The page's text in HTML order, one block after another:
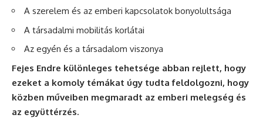
A szerelem és az emberi kapcsolatok bonyolultsága
A társadalmi mobilitás korlátai
Az egyén és a társadalom viszonya
Fejes Endre különleges tehetsége abban rejlett, hogy
ezeket a komoly témákat úgy tudta feldolgozni, hogy
közben műveiben megmaradt az emberi melegség és
az együttérzés.